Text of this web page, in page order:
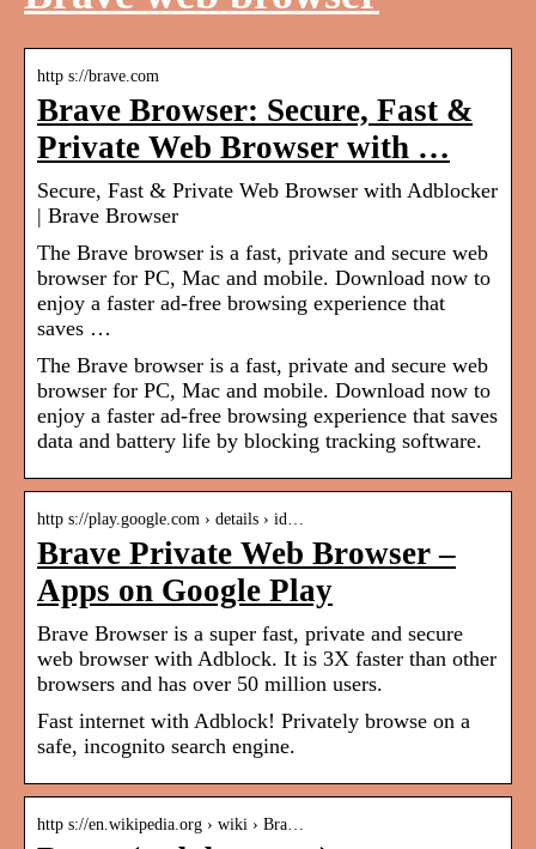
http s://brave.com
Brave Browser: Secure, Fast &
Private Web Browser with …
Secure, Fast & Private Web Browser with Adblocker
| Brave Browser
The Brave browser is a fast, private and secure web
browser for PC, Mac and mobile. Download now to
enjoy a faster ad-free browsing experience that
saves …
The Brave browser is a fast, private and secure web
browser for PC, Mac and mobile. Download now to
enjoy a faster ad-free browsing experience that saves
data and battery life by blocking tracking software.
http s://play.google.com › details › id…
Brave Private Web Browser –
Apps on Google Play
Brave Browser is a super fast, private and secure
web browser with Adblock. It is 3X faster than other
browsers and has over 50 million users.
Fast internet with Adblock! Privately browse on a
safe, incognito search engine.
http s://en.wikipedia.org › wiki › Bra…